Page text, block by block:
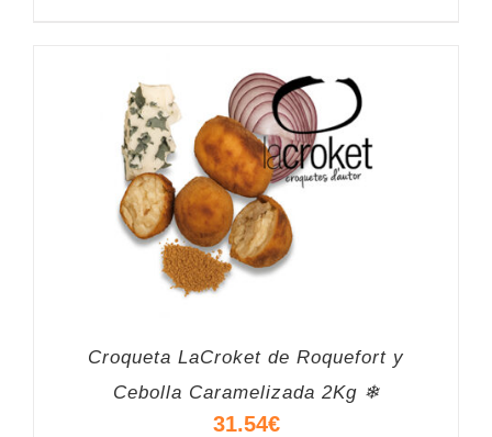
Croqueta LaCroket de Roquefort y
Cebolla Caramelizada 2Kg ❄
31.54€